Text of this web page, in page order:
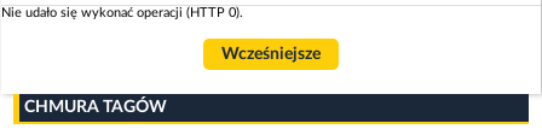
Nie udało się wykonać operacji (HTTP 0).
Wcześniejsze
CHMURA TAGÓW